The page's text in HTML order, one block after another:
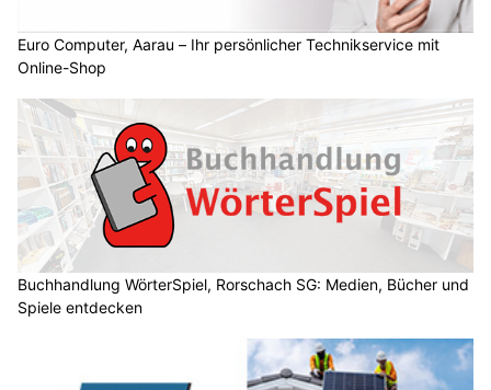
Euro Computer, Aarau – Ihr persönlicher Technikservice mit
Online-Shop
Buchhandlung WörterSpiel, Rorschach SG: Medien, Bücher und
Spiele entdecken